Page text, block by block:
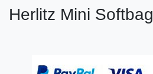
Herlitz Mini Softbag